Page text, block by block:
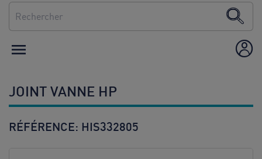
CHAUFFAGE
CONSOMMABLES

JOINT VANNE HP
RÉFÉRENCE: HIS332805